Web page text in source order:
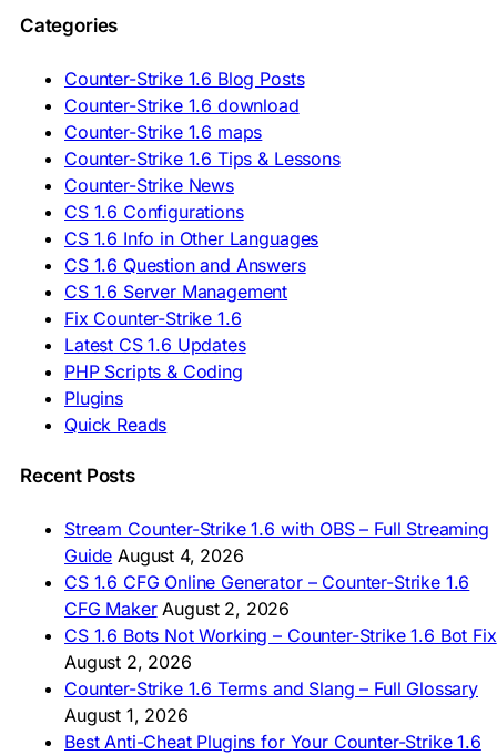
🇵🇹 Descarregar CS 1.6
🇷🇺 Скачать CS 1.6
🇷🇸 Preuzmi CS 1.6
🇸🇰 Stiahnuť CS 1.6
🇸🇮 Prenesi CS 1.6
🇪🇸 Descargar CS 1.6
🇪🇸 Deskargatu CS 1.6
🇸🇪 Ladda ner CS 1.6
🇹🇷 CS 1.6 İndir
🇺🇦 Завантажити CS 1.6
ASIA & AFRICA
🇦🇿 CS 1.6 Yüklə
🇬🇪 CS 1.6 ჩამოტვირთვა
🇮🇳 CS 1.6 डाउनलोड
🇮🇩 Unduh CS 1.6
🇲🇾 CS 1.6 Muat Turun
🇲🇳 CS 1.6 Татах
🇵🇭 I-download CS 1.6
🇿🇦 Laai CS 1.6 af
AMERICAS
🇦🇷 Descargar CS 1.6
🇦🇷 CS 1.6 Edición Arg
🇧🇷 Baixar CS 1.6
🇵🇪 Descargar CS 1.6
Categories
Counter-Strike 1.6 Blog Posts
Counter-Strike 1.6 download
Counter-Strike 1.6 maps
Counter-Strike 1.6 Tips & Lessons
Counter-Strike News
CS 1.6 Configurations
CS 1.6 Info in Other Languages
CS 1.6 Question and Answers
CS 1.6 Server Management
Fix Counter-Strike 1.6
Latest CS 1.6 Updates
PHP Scripts & Coding
Plugins
Quick Reads
Recent Posts
Stream Counter-Strike 1.6 with OBS – Full Streaming
Guide August 4, 2026
CS 1.6 CFG Online Generator – Counter-Strike 1.6
CFG Maker August 2, 2026
CS 1.6 Bots Not Working – Counter-Strike 1.6 Bot Fix
August 2, 2026
Counter-Strike 1.6 Terms and Slang – Full Glossary
August 1, 2026
Best Anti-Cheat Plugins for Your Counter-Strike 1.6